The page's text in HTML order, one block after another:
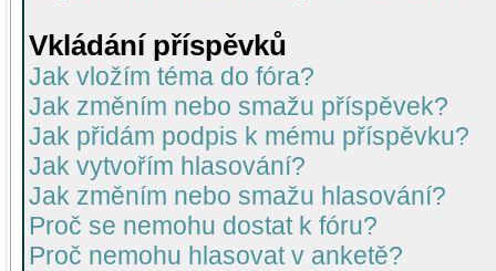
Vkládání příspěvků
Jak vložím téma do fóra?
Jak změním nebo smažu příspěvek?
Jak přidám podpis k mému příspěvku?
Jak vytvořím hlasování?
Jak změním nebo smažu hlasování?
Proč se nemohu dostat k fóru?
Proč nemohu hlasovat v anketě?